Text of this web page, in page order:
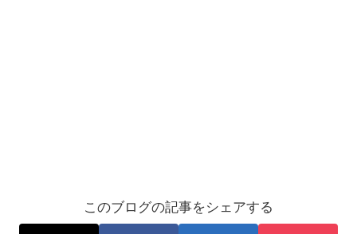
このブログの記事をシェアする